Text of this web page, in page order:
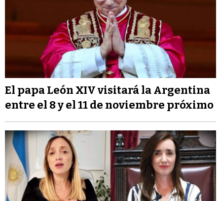
El papa León XIV visitará la Argentina
entre el 8 y el 11 de noviembre próximo